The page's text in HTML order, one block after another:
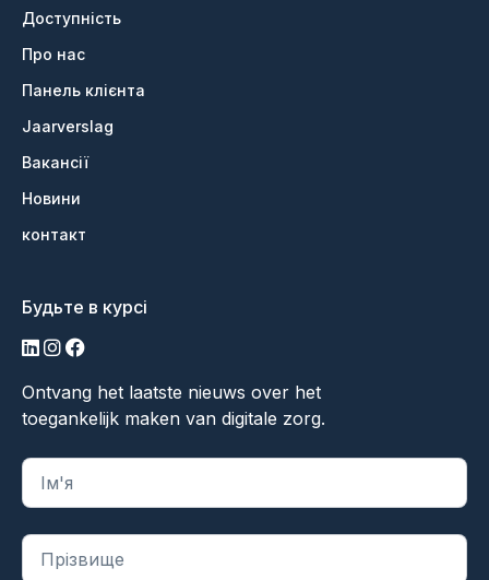
Доступність
Про нас
Панель клієнта
Jaarverslag
Вакансії
Новини
контакт
Будьте в курсі
LinkedIn
Інстаграм
Фейсбук
Ontvang het laatste nieuws over het
toegankelijk maken van digitale zorg.
"*" вказує на обов'язкові поля